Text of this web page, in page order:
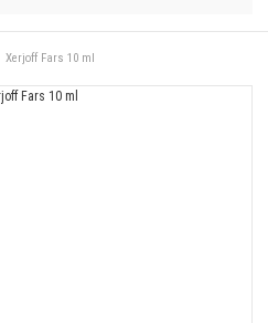
Xerjoff Fars 10 ml